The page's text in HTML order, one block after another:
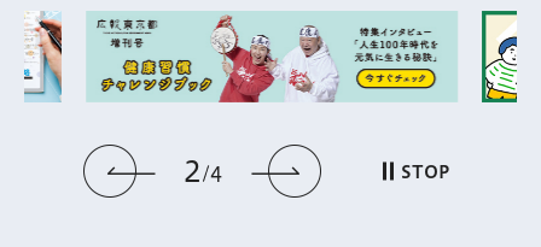
前のスライドを表示
2 4 次のスライドを表
STOP